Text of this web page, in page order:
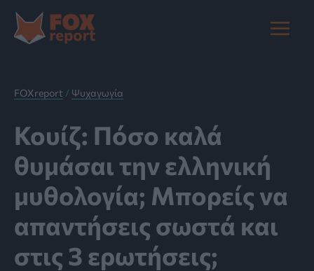
στο
περιεχόμενο
Main
FOXreport / Ψυχαγωγία
Κουίζ: Πόσο καλά
θυμάσαι την ελληνική
μυθολογία; Μπορείς να
απαντήσεις σωστά και
στις 3 ερωτήσεις;